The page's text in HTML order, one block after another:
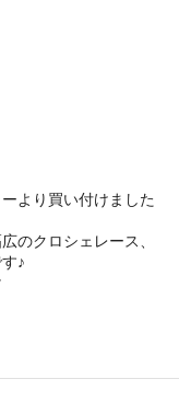
より買い付けました
のクロシェレース、
♪